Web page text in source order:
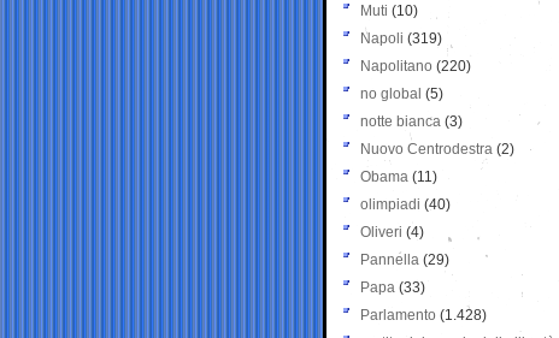
Muti (10)
Napoli (319)
Napolitano (220)
no global (5)
notte bianca (3)
Nuovo Centrodestra (2)
Obama (11)
olimpiadi (40)
Oliveri (4)
Pannella (29)
Papa (33)
Parlamento (1.428)